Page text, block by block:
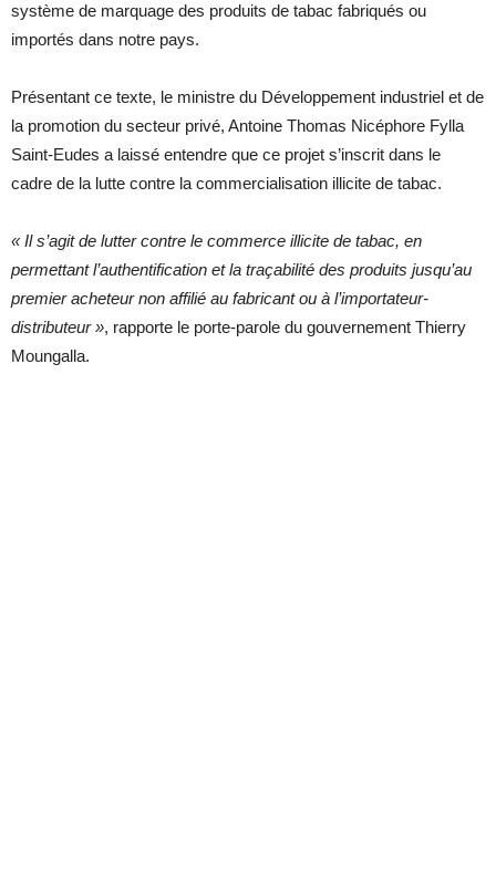
système de marquage des produits de tabac fabriqués ou
importés dans notre pays.
Présentant ce texte, le ministre du Développement industriel et de
la promotion du secteur privé, Antoine Thomas Nicéphore Fylla
Saint-Eudes a laissé entendre que ce projet s’inscrit dans le
cadre de la lutte contre la commercialisation illicite de tabac.
« Il s’agit de lutter contre le commerce illicite de tabac, en
permettant l’authentification et la traçabilité des produits jusqu’au
premier acheteur non affilié au fabricant ou à l’importateur-
distributeur », rapporte le porte-parole du gouvernement Thierry
Moungalla.